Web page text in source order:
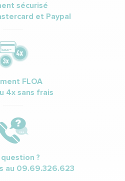
sécurisé
et Paypal
FLOA
4x sans frais
?
au 09.69.326.623